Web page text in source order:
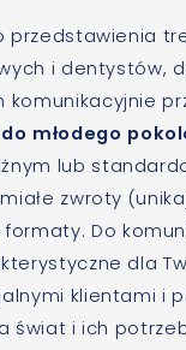
przedstawienia
i dentystów,
młodego
lub
zwroty
Do
dla
klientami i
świat i ich